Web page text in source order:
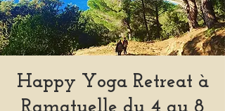
Happy Yoga Retreat à